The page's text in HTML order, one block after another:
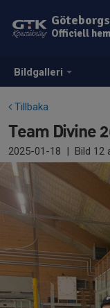
Bildgalleri
Officiell
Tillbaka
Team Divine
2025-01-18 | Bild 12